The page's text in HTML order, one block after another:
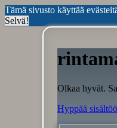
Tämä sivusto käyttää
Selvä!
Olkaa hyvät.
Hyppää